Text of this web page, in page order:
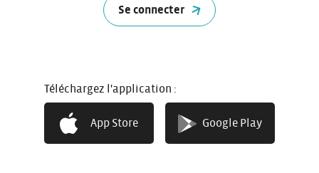
Se connecter
Téléchargez l'application :
App Store Google Play